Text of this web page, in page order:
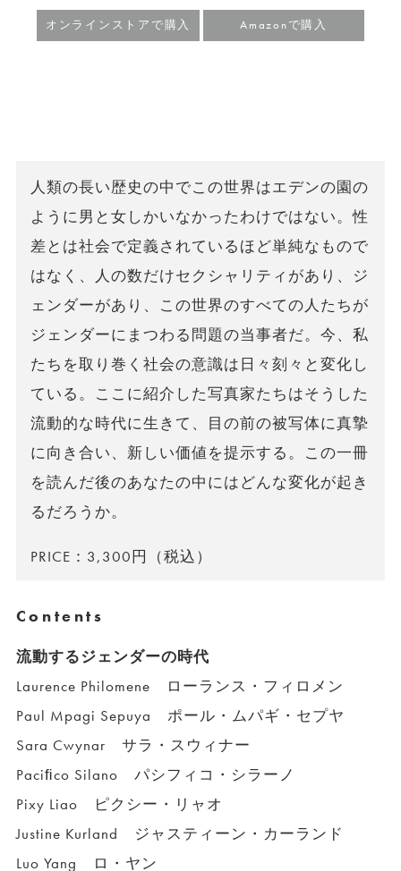
オンラインストアで購入 Amazonで購入
人類の長い歴史の中でこの世界はエデンの園の
ように男と女しかいなかったわけではない。性
差とは社会で定義されているほど単純なもので
はなく、人の数だけセクシャリティがあり、ジ
ェンダーがあり、この世界のすべての人たちが
ジェンダーにまつわる問題の当事者だ。今、私
たちを取り巻く社会の意識は日々刻々と変化し
ている。ここに紹介した写真家たちはそうした
流動的な時代に生きて、目の前の被写体に真摯
に向き合い、新しい価値を提示する。この一冊
を読んだ後のあなたの中にはどんな変化が起き
るだろうか。
PRICE：3,300円（税込）
Contents
流動するジェンダーの時代
Laurence Philomene ローランス・フィロメン
Paul Mpagi Sepuya ポール・ムパギ・セプヤ
Sara Cwynar サラ・スウィナー
Paciﬁco Silano パシフィコ・シラーノ
Pixy Liao ピクシー・リャオ
Justine Kurland ジャスティーン・カーランド
Luo Yang ロ・ヤン